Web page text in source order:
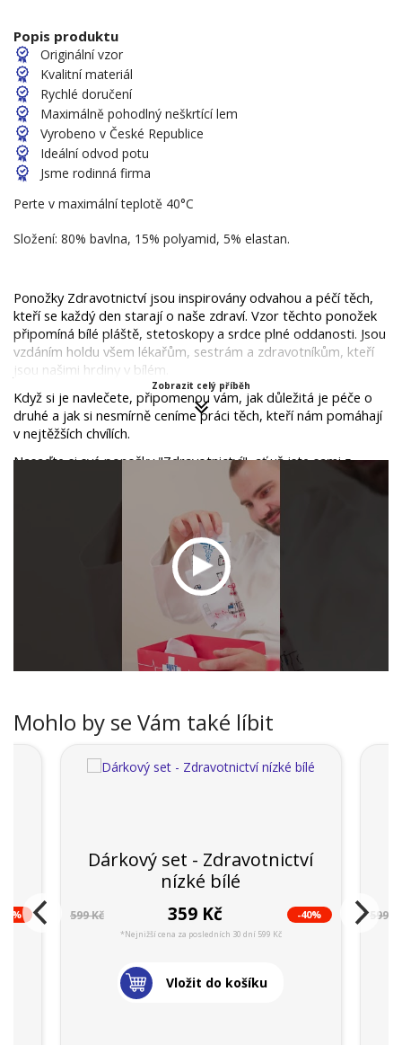
Popis produktu
Originální vzor
Kvalitní materiál
Rychlé doručení
Maximálně pohodlný neškrtící lem
Vyrobeno v České Republice
Ideální odvod potu
Jsme rodinná firma
Perte v maximální teplotě 40°C
Složení: 80% bavlna, 15% polyamid, 5% elastan.
Ponožky Zdravotnictví jsou inspirovány odvahou a péčí těch,
kteří se každý den starají o naše zdraví. Vzor těchto ponožek
připomíná bílé pláště, stetoskopy a srdce plné oddanosti. Jsou
vzdáním holdu všem lékařům, sestrám a zdravotníkům, kteří
jsou našimi hrdiny v bílém.
Když si je navlečete, připomenou vám, jak důležitá je péče o
druhé a jak si nesmírně ceníme práci těch, kteří nám pomáhají
v nejtěžších chvílích.
Nasaďte si své ponožky "Zdravotnictví", ať už jste sami z
oboru nebo chcete vyjádřit podporu těm, kteří nám pomáhají
zůstat zdraví. Tyto ponožky nejsou jen módním doplňkem, ale
Zobrazit celý příběh
Mohlo by se Vám také líbit
Dárkový set - Zdravotnictví
nízké bílé
599 Kč 359 Kč -40%
*Nejnižší cena za posledních 30 dní 599 Kč
Vložit do košíku
599